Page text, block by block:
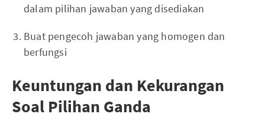
dalam pilihan jawaban yang disediakan
Buat pengecoh jawaban yang homogen dan
berfungsi
Keuntungan dan Kekurangan
Soal Pilihan Ganda